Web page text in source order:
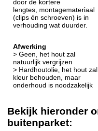
door de kortere
lengtes, montagemateriaal
(clips én schroeven) is in
verhouding wat duurder.
Afwerking
> Geen, het hout zal
natuurlijk vergrijzen
> Hardhoutolie, het hout zal
kleur behouden, maar
onderhoud is noodzakelijk
Bekijk hieronder
buitenparket: